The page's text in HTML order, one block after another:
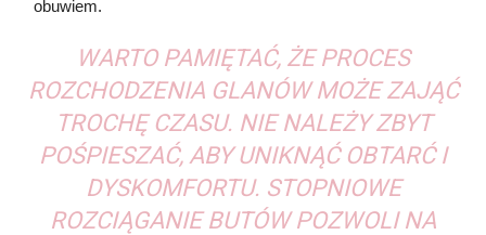
obuwiem.
WARTO PAMIĘTAĆ, ŻE PROCES
ROZCHODZENIA GLANÓW MOŻE ZAJĄĆ
TROCHĘ CZASU. NIE NALEŻY ZBYT
POŚPIESZAĆ, ABY UNIKNĄĆ OBTARĆ I
DYSKOMFORTU. STOPNIOWE
ROZCIĄGANIE BUTÓW POZWOLI NA